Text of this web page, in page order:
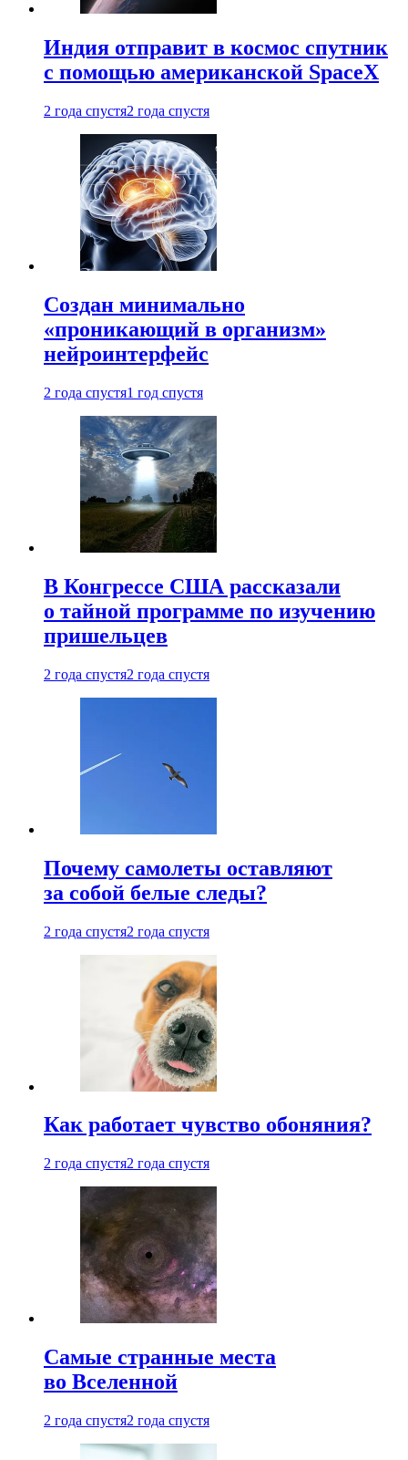
Индия отправит в космос спутник
с помощью американской SpaceX
2 года спустя2 года спустя
Создан минимально
«проникающий в организм»
нейроинтерфейс
2 года спустя1 год спустя
В Конгрессе США рассказали
о тайной программе по изучению
пришельцев
2 года спустя2 года спустя
Почему самолеты оставляют
за собой белые следы?
2 года спустя2 года спустя
Как работает чувство обоняния?
2 года спустя2 года спустя
Самые странные места
во Вселенной
2 года спустя2 года спустя